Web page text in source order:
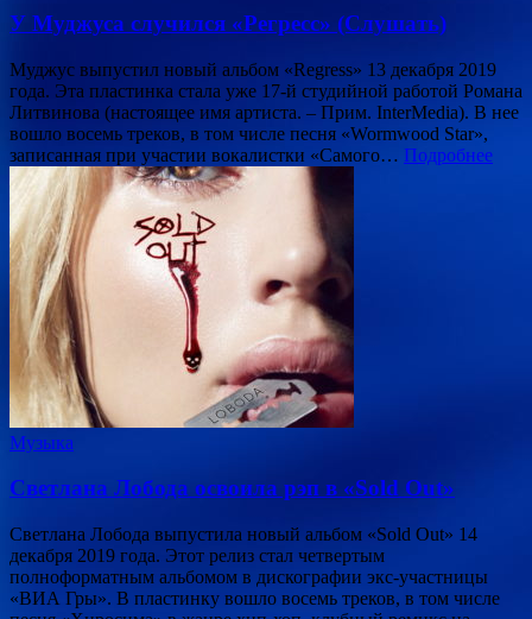
У Муджуса случился «Регресс» (Слушать)
Муджус выпустил новый альбом «Regress» 13 декабря 2019
года. Эта пластинка стала уже 17-й студийной работой Романа
Литвинова (настоящее имя артиста. – Прим. InterMedia). В нее
вошло восемь треков, в том числе песня «Wormwood Star»,
записанная при участии вокалистки «Самого… Подробнее
Музыка
Светлана Лобода освоила рэп в «Sold Out»
Светлана Лобода выпустила новый альбом «Sold Out» 14
декабря 2019 года. Этот релиз стал четвертым
полноформатным альбомом в дискографии экс-участницы
«ВИА Гры». В пластинку вошло восемь треков, в том числе